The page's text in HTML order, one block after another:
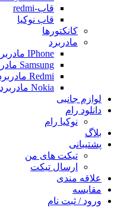
قاب-redmi
قاب نوکیا
کانکتورها
مادربرد
IPhone مادربرد
Samsung مادربرد
Redmi مادربرد
Nokia مادربرد
لوازم جانبی
دانلود رام
نوکیا رام
بلاگ
پشتیبانی
تیکت های من
ارسال تیکت
علاقه مندی
مقايسه
ورود / ثبت نام